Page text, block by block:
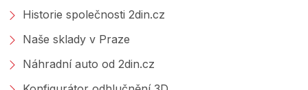
Historie společnosti 2din.cz
Naše sklady v Praze
Náhradní auto od 2din.cz